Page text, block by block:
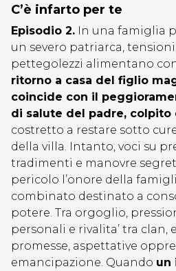
C’è infarto per te
Episodio 2. In una famiglia
un severo patriarca,
pettegolezzi alimentano
ritorno a casa del figlio
coincide con il
di salute del padre, colpito
costretto a restare sotto
della villa. Intanto, voci su
tradimenti e manovre
pericolo l’onore della
combinato destinato a
potere. Tra orgoglio,
personali e rivalita’ tra
promesse, aspettative
emancipazione. Quando un